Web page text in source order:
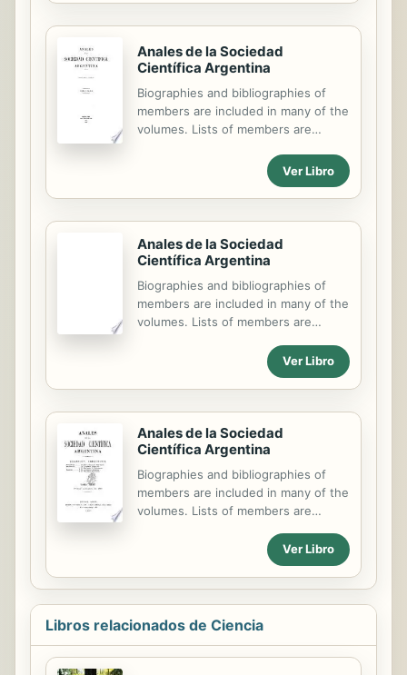
Anales de la Sociedad
Científica Argentina
Biographies and bibliographies of
members are included in many of the
volumes. Lists of members are
Ver Libro
Anales de la Sociedad
Científica Argentina
Biographies and bibliographies of
members are included in many of the
volumes. Lists of members are
Ver Libro
Anales de la Sociedad
Científica Argentina
Biographies and bibliographies of
members are included in many of the
volumes. Lists of members are
Ver Libro
Libros relacionados de Ciencia